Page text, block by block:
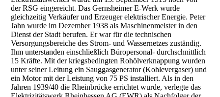
der RSG eingereicht. Das Gernsheimer E-Werk wurde
gleichzeitig Verkäufer und Erzeuger elektrischer Energie. Peter
Jahn wurde im Dezember 1938 als Maschinenmeister in den
Dienst der Stadt berufen. Er war für die technischen
Versorgungsbereiche des Strom- und Wassernetzes zuständig.
Ihm unterstanden einschließlich Büropersonal- durchschnittlich
15 Kräfte. Mit der kriegsbedingten Rohölverknappung wurden
unter seiner Leitung ein Sauggasgenerator (Kohlevergaser) und
ein Motor mit der Leistung von 75 PS installiert. Als in den
Jahren 1939/40 die Rheinbrücke errichtet wurde, verlegte das